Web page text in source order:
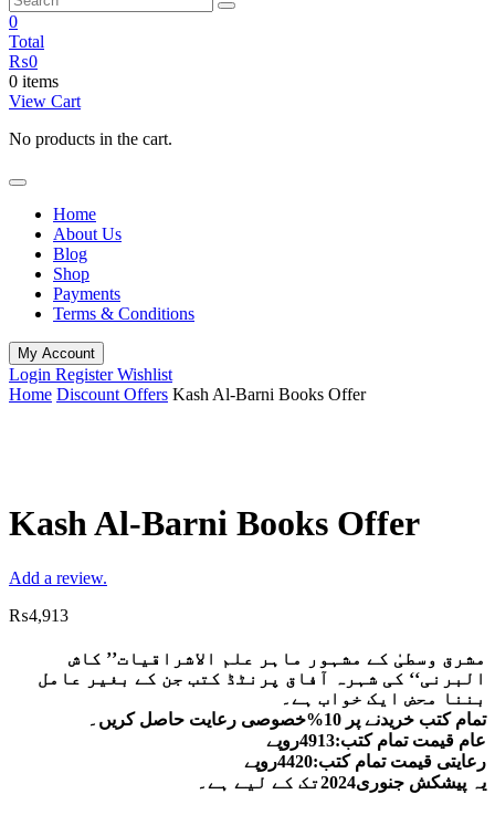
0
Total
₨0
0 items
View Cart
No products in the cart.
Home
About Us
Blog
Shop
Payments
Terms & Conditions
My Account
Login RegisterWishlist
Home Discount Offers Kash Al-Barni Books Offer
Kash Al-Barni Books Offer
Add a review.
₨4,913
مشرق وسطیٰ کے مشہور ماہر علم الاشراقیات’’ کاش
البرنی‘‘ کی شہرہ آفاق پرنٹڈ کتب جن کے بغیر عامل
بننا محض ایک خواب ہے۔
تمام کتب خریدنے پر 10%خصوصی رعایت حاصل کریں۔
عام قیمت تمام کتب:4913روپے
رعایتی قیمت تمام کتب:4420روپے
یہ پیشکش جنوری2024تک کے لیے ہے۔